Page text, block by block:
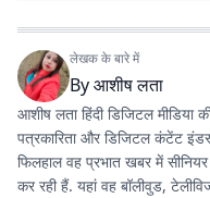
लेखक के बारे में
Byआशीष लता
आशीष लता हिंदी डिजिटल
पत्रकारिता और डिजिटल कंटेंट
फिलहाल वह प्रभात खबर में
कर रही हैं. यहां वह बॉलीवुड,